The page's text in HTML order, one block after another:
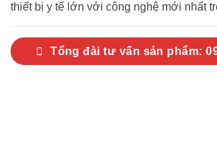
thiết bị y tế lớn với công nghệ mới nhất
Tổng đài tư vấn sản phẩm: